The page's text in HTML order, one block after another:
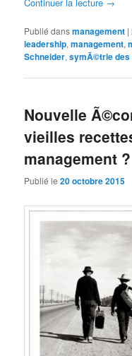
Publié dansmanagement |
leadership,management,
Schneider,symÃ©trie des
Nouvelle
vieilles
management ?
Publié le20 octobre 2015